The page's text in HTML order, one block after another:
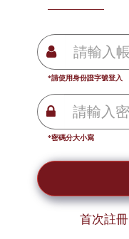
*請使用身份證字號登入
*密碼分大小寫
首次註冊